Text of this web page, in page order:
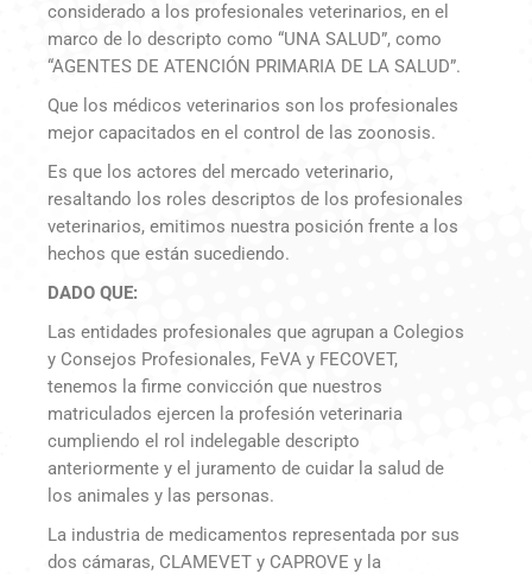
considerado a los profesionales veterinarios, en el
marco de lo descripto como “UNA SALUD”, como
“AGENTES DE ATENCIÓN PRIMARIA DE LA SALUD”.
Que los médicos veterinarios son los profesionales
mejor capacitados en el control de las zoonosis.
Es que los actores del mercado veterinario,
resaltando los roles descriptos de los profesionales
veterinarios, emitimos nuestra posición frente a los
hechos que están sucediendo.
DADO QUE:
Las entidades profesionales que agrupan a Colegios
y Consejos Profesionales, FeVA y FECOVET,
tenemos la firme convicción que nuestros
matriculados ejercen la profesión veterinaria
cumpliendo el rol indelegable descripto
anteriormente y el juramento de cuidar la salud de
los animales y las personas.
La industria de medicamentos representada por sus
dos cámaras, CLAMEVET y CAPROVE y la